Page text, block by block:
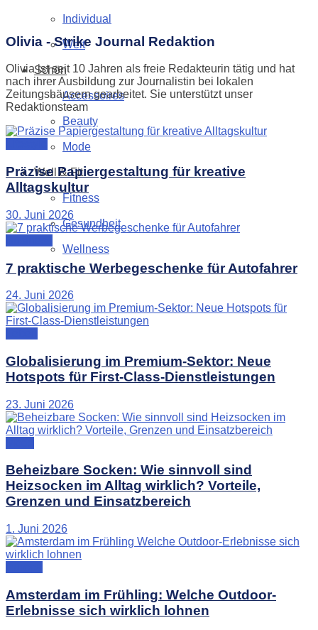
Individual
Welt
Schön
Accessoires
Beauty
Mode
Well & Fit
Fitness
Gesundheit
Wellness
Olivia - Strike Journal Redaktion
Olivia ist seit 10 Jahren als freie Redakteurin tätig und hat
nach ihrer Ausbildung zur Journalistin bei lokalen
Zeitungshäusern gearbeitet. Sie unterstützt unser
Redaktionsteam
Präzise Papiergestaltung für kreative
Alltagskultur
30. Juni 2026
7 praktische Werbegeschenke für Autofahrer
24. Juni 2026
Globalisierung im Premium-Sektor: Neue
Hotspots für First-Class-Dienstleistungen
23. Juni 2026
Beheizbare Socken: Wie sinnvoll sind
Heizsocken im Alltag wirklich? Vorteile,
Grenzen und Einsatzbereich
1. Juni 2026
Amsterdam im Frühling: Welche Outdoor-
Erlebnisse sich wirklich lohnen